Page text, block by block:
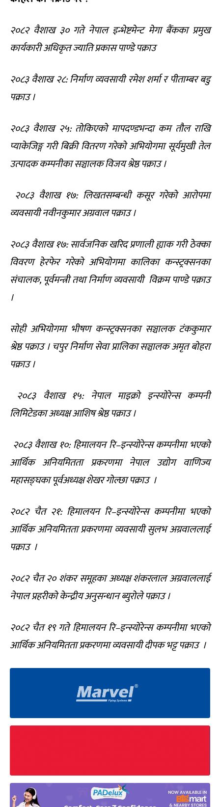
२०८२ वैशाख ३० गते नेपाल इन्भेष्टमेन्ट मेगा बैंकका प्रमुख
कार्यकारी अधिकृत ज्याति प्रकास पाण्डे पक्राउ
२०८३ वैशाख २८: निर्माण व्यवसायी रमेश शर्मा र पीताम्बर बडु
पक्राउ ।
२०८३ वैशाख २५: तोकिएको मापदण्डभन्दा कम तौल राखि
प्याकेजिङ्ग गरी बिक्री वितरण गरेको अभियोगमा सूर्यमुखी तेल
उत्पादक कम्पनीका सञ्चालक विजय श्रेष्ठ पक्राउ ।
२०८३ वैशाख १७: लिखतसम्बन्धी कसूर गरेको आरोपमा
व्यवसायी नवीनकुमार अग्रवाल पक्राउ ।
२०८३ वैशाख १७: सार्वजनिक खरिद प्रणाली ह्याक गरी ठेक्का
विवरण हेरफेर गरेको अभियोगमा कालिका कन्स्ट्रक्सनका
संचालक, पूर्वमन्त्री तथा निर्माण व्यवसायी विक्रम पाण्डे पक्राउ
।
सोही अभियोगमा भीषण कन्स्ट्रक्सनका सञ्चालक टंककुमार
श्रेष्ठ पक्राउ । चपुर निर्माण सेवा प्रालिका सञ्चालक अमृत बोहरा
पक्राउ ।
२०८३ वैशाख १५: नेपाल माइक्रो इन्स्योरेन्स कम्पनी
लिमिटेडका अध्यक्ष आशिष श्रेष्ठ पक्राउ ।
२०८३ वैशाख १०: हिमालयन रि–इन्स्योरेन्स कम्पनीमा भएको
आर्थिक अनियमितता प्रकरणमा नेपाल उद्योग वाणिज्य
महासङ्घका पूर्वअध्यक्ष शेखर गोल्छा पक्राउ ।
२०८२ चैत २१: हिमालयन रि–इन्स्योरेन्स कम्पनीमा भएको
आर्थिक अनियमितता प्रकरणमा व्यवसायी सुलभ अग्रवाललाई
पक्राउ ।
२०८२ चैत २० शंकर समूहका अध्यक्ष शंकरलाल अग्रवाललाई
नेपाल प्रहरीको केन्द्रीय अनुसन्धान ब्युरोले पक्राउ ।
२०८२ चैत १९ गते हिमालयन रि–इन्स्योरेन्स कम्पनीमा भएको
आर्थिक अनियमितता प्रकरणमा व्यवसायी दीपक भट्ट पक्राउ ।